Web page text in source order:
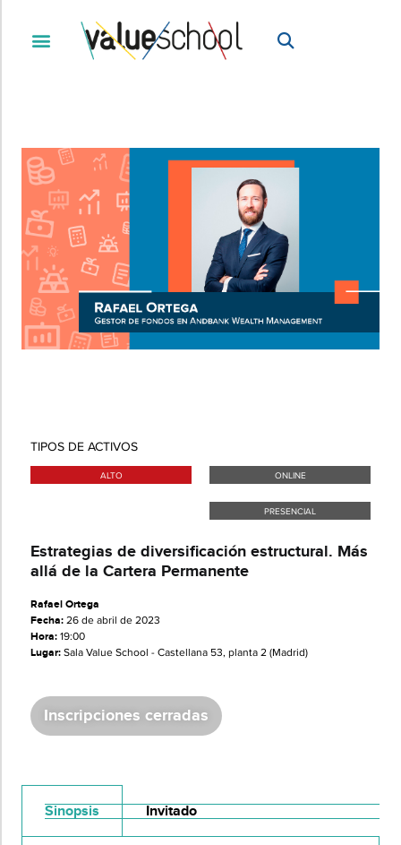
TIPOS DE ACTIVOS
ALTO ONLINE
PRESENCIAL
​​Estrategias de diversificación estructural. Más
allá de la Cartera Permanente​
Rafael Ortega
Fecha:26 de abril de 2023
Hora:19:00
Lugar:Sala Value School - Castellana 53, planta 2 (Madrid)
Inscripciones cerradas
Sinopsis Invitado